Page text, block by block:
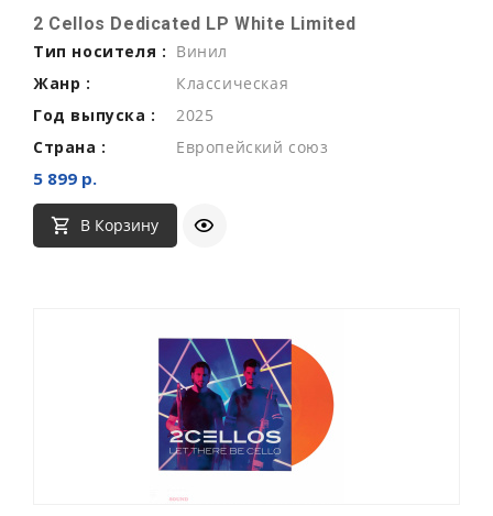
2 Cellos Dedicated LP White Limited
Тип носителя : Винил
Жанр :
Классическая
Год выпуска :
2025
Страна :
Европейский союз
5 899 р.
В Корзину